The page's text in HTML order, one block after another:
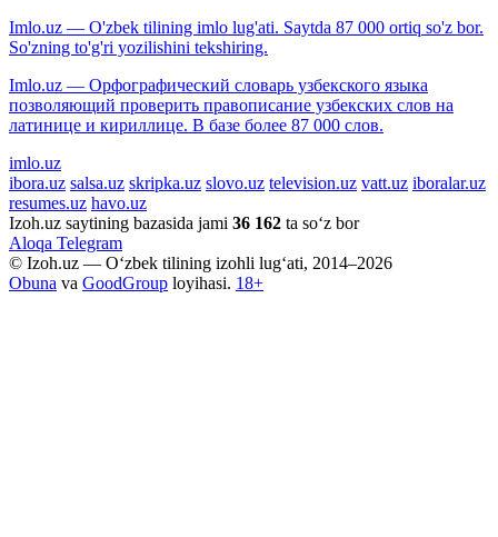
Imlo.uz — O'zbek tilining imlo lug'ati. Saytda 87 000 ortiq so'z bor.
So'zning to'g'ri yozilishini tekshiring.
Imlo.uz — Орфографический словарь узбекского языка
позволяющий проверить правописание узбекских слов на
латинице и кириллице. В базе более 87 000 слов.
imlo.uz
ibora.uz salsa.uz skripka.uz slovo.uz television.uz vatt.uz iboralar.uz
resumes.uz havo.uz
Izoh.uz saytining bazasida jami 36 162 ta so‘z bor
Aloqa Telegram
© Izoh.uz — O‘zbek tilining izohli lug‘ati, 2014–2026
Obuna va GoodGroup loyihasi. 18+